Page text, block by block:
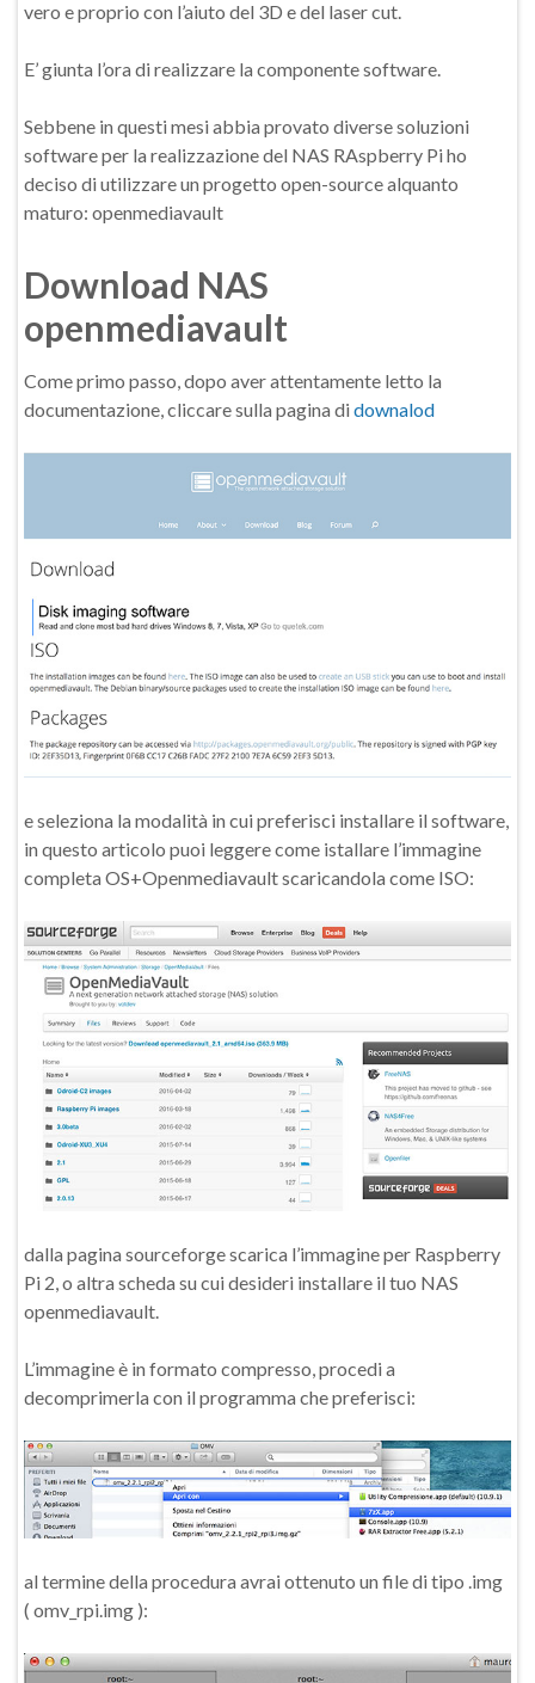
vero e proprio con l’aiuto del 3D e del laser cut.
E’ giunta l’ora di realizzare la componente software.
Sebbene in questi mesi abbia provato diverse soluzioni
software per la realizzazione del NAS RAspberry Pi ho
deciso di utilizzare un progetto open-source alquanto
maturo: openmediavault
Download NAS
openmediavault
Come primo passo, dopo aver attentamente letto la
documentazione, cliccare sulla pagina di downalod
e seleziona la modalità in cui preferisci installare il software,
in questo articolo puoi leggere come istallare l’immagine
completa OS+Openmediavault scaricandola come ISO:
dalla pagina sourceforge scarica l’immagine per Raspberry
Pi 2, o altra scheda su cui desideri installare il tuo NAS
openmediavault.
L’immagine è in formato compresso, procedi a
decomprimerla con il programma che preferisci:
al termine della procedura avrai ottenuto un file di tipo .img
( omv_rpi.img ):